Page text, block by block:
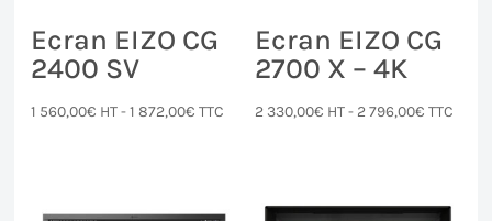
Ecran EIZO CG
2400 SV
1 560,00€ HT -1 872,00€ TTC
Ecran EIZO CG
2700 X – 4K
2 330,00€ HT - 2 796,00€ TTC